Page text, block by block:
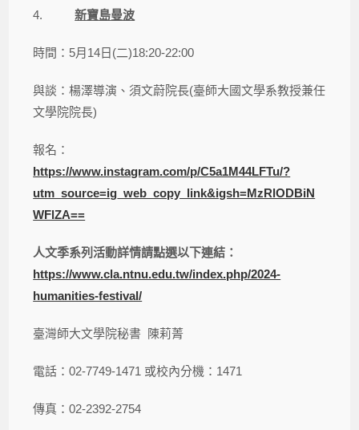
4.新寶島曼波
時間：5月14日(二)18:20-22:00
與談：楊澤導演、須文蔚院長(臺師大國文學系教授兼任
文學院院長)
報名：
https://www.instagram.com/p/C5a1M44LFTu/?
utm_source=ig_web_copy_link&igsh=MzRlODBiN
WFlZA==
人文季系列活動詳情請點選以下連結：
https://www.cla.ntnu.edu.tw/index.php/2024-
humanities-festival/
臺灣師大文學院秘書 陳莉菁
電話：02-7749-1471 或校內分機：1471
傳真：02-2392-2754